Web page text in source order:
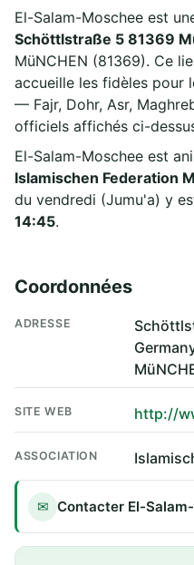
El-Salam-Moschee est
Schöttlstraße 5 81369
MüNCHEN (81369). Ce
accueille les fidèles pour
— Fajr, Dohr, Asr,
officiels affichés ci-
El-Salam-Moschee est
Islamischen Federation
du vendredi (Jumu'a) y
14:45.
Coordonnées
ADRESSE
SITE WEB http://
ASSOCIATION
✉ Contacter El-